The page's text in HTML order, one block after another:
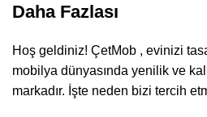
Daha Fazlası
Hoş geldiniz! ÇetMob , evinizi
mobilya dünyasında yenilik ve
markadır. İşte neden bizi tercih